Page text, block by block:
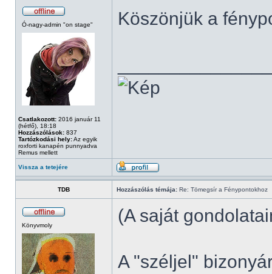
Ó-nagy-admin "on stage"
Csatlakozott: 2016 január 11
(hétfő), 18:18
Hozzászólások: 837
Tartózkodási hely:Az egyik
roxforti kanapén punnyadva
Remus mellett
Köszönjük a
Vissza a tetejére
TDB Hozzászólás témája: Re: Tömegsír a Fénypontokhoz
Könyvmoly (A saját
A "széljel"